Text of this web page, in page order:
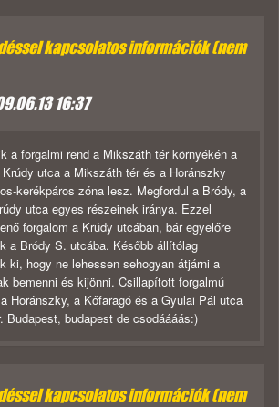
kapcsolatos információk (nem
16:37
a forgalmi rend a Mikszáth tér környékén a
utca a Mikszáth tér és a Horánszky
kerékpáros zóna lesz. Megfordul a Bródy, a
utca egyes részeinek iránya. Ezzel
forgalom a Krúdy utcában, bár egyelőre
a Bródy S. utcába. Később állítólag
ki, hogy ne lehessen sehogyan átjárni a
bemenni és kijönni. Csillapított forgalmú
Horánszky, a Kőfaragó és a Gyulai Pál utca
Budapest, budapest de csodáááás:)
kapcsolatos információk (nem